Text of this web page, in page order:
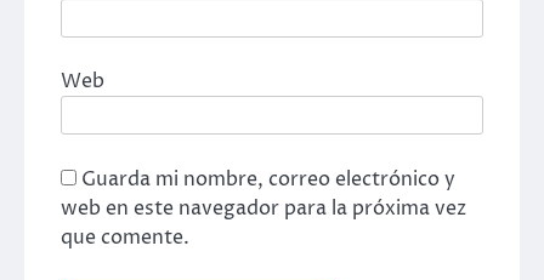
Web
Guarda mi nombre, correo electrónico y
web en este navegador para la próxima vez
que comente.